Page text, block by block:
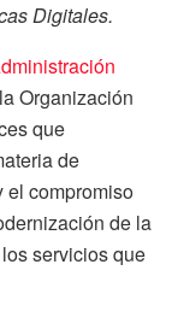
Digitales.
Organización
que
de
el compromiso
de la
servicios que